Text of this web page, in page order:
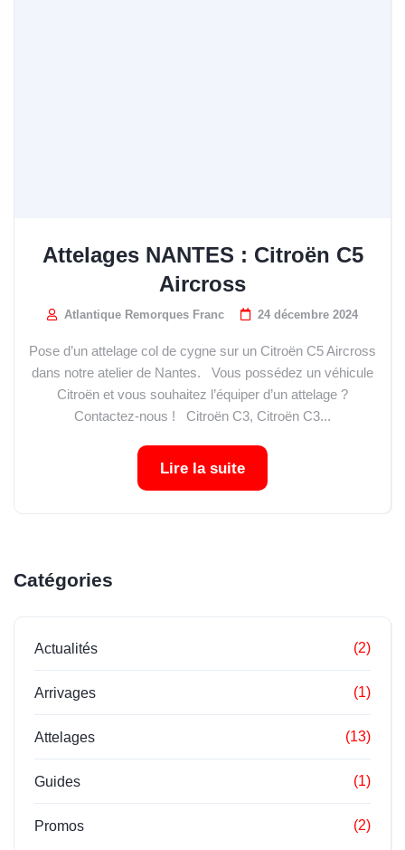
Attelages NANTES : Citroën C5
Aircross
Atlantique Remorques Franc 24 décembre 2024
Pose d’un attelage col de cygne sur un Citroën C5 Aircross
dans notre atelier de Nantes. Vous possédez un véhicule
Citroën et vous souhaitez l’équiper d’un attelage ?
Contactez-nous ! Citroën C3, Citroën C3...
Lire la suite
Catégories
Actualités (2)
Arrivages (1)
Attelages (13)
Guides (1)
Promos (2)